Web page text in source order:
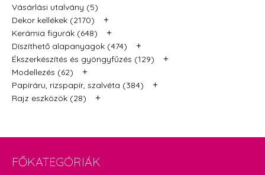
Vásárlási utalvány (5)
Dekor kellékek (2170)
+
Kerámia figurák (648) +
Díszíthető alapanyagok (474) +
Ékszerkészítés és gyöngyfűzés (129) +
Modellezés (62) +
Papíráru, rizspapír, szalvéta (384) +
Rajz eszközök (28) +
FŐKATEGÓRIÁK